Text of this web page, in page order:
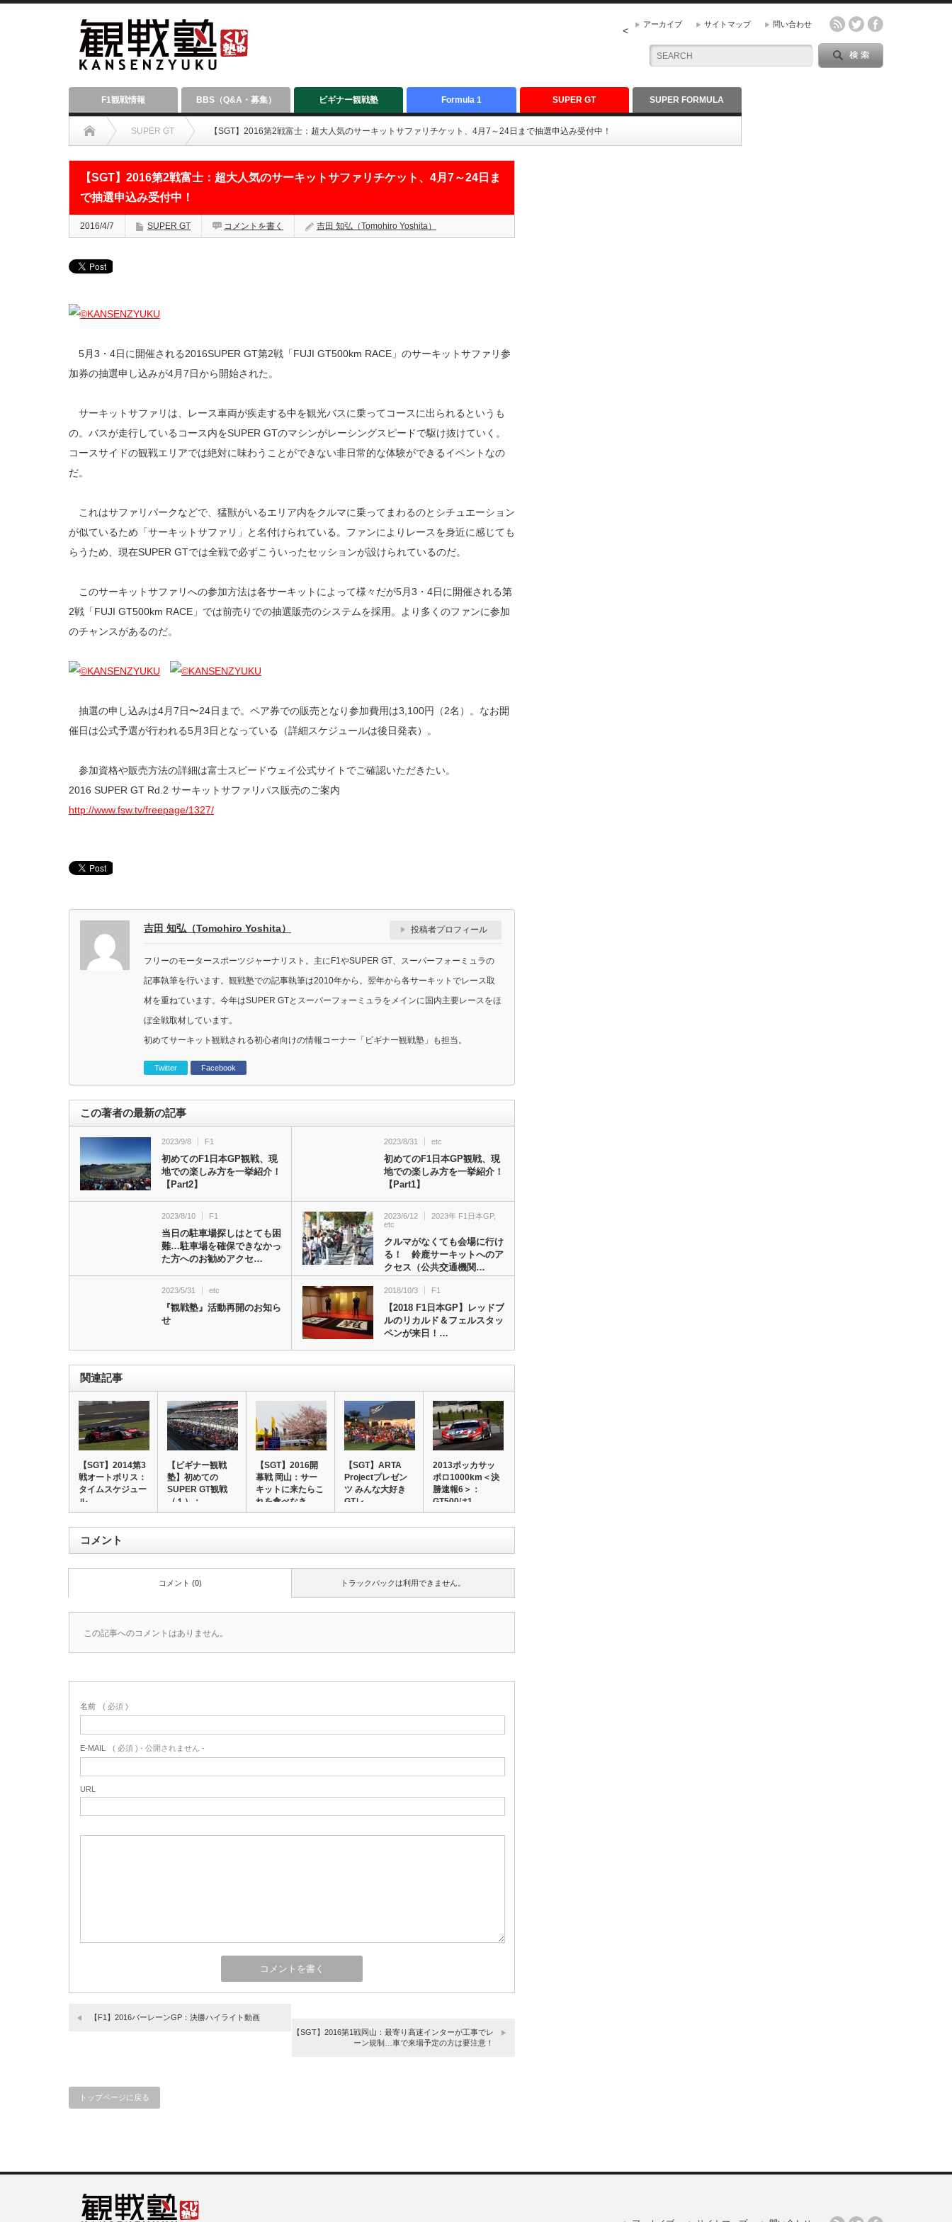
アーカイブ サイトマップ 問い合わせ
<
F1観戦情報 BBS（Q&A・募集） ビギナー観戦塾 Formula 1 SUPER GT SUPER FORMULA
SUPER GT 【SGT】2016第2戦富士：超大人気のサーキットサファリチケット、4月7～24日まで抽選申込み受付中！
【SGT】2016第2戦富士：超大人気のサーキットサファリチケット、4月7～24日ま
で抽選申込み受付中！
2016/4/7 SUPER GT コメントを書く 吉田 知弘（Tomohiro Yoshita）
5月3・4日に開催される2016SUPER GT第2戦「FUJI GT500km RACE」のサーキットサファリ参
加券の抽選申し込みが4月7日から開始された。
サーキットサファリは、レース車両が疾走する中を観光バスに乗ってコースに出られるというも
の。バスが走行しているコース内をSUPER GTのマシンがレーシングスピードで駆け抜けていく。
コースサイドの観戦エリアでは絶対に味わうことができない非日常的な体験ができるイベントなの
だ。
これはサファリパークなどで、猛獣がいるエリア内をクルマに乗ってまわるのとシチュエーション
が似ているため「サーキットサファリ」と名付けられている。ファンによりレースを身近に感じても
らうため、現在SUPER GTでは全戦で必ずこういったセッションが設けられているのだ。
このサーキットサファリへの参加方法は各サーキットによって様々だが5月3・4日に開催される第
2戦「FUJI GT500km RACE」では前売りでの抽選販売のシステムを採用。より多くのファンに参加
のチャンスがあるのだ。
抽選の申し込みは4月7日〜24日まで。ペア券での販売となり参加費用は3,100円（2名）。なお開
催日は公式予選が行われる5月3日となっている（詳細スケジュールは後日発表）。
参加資格や販売方法の詳細は富士スピードウェイ公式サイトでご確認いただきたい。
2016 SUPER GT Rd.2 サーキットサファリパス販売のご案内
http://www.fsw.tv/freepage/1327/
吉田 知弘（Tomohiro Yoshita） 投稿者プロフィール
フリーのモータースポーツジャーナリスト。主にF1やSUPER GT、スーパーフォーミュラの
記事執筆を行います。観戦塾での記事執筆は2010年から。翌年から各サーキットでレース取
材を重ねています。今年はSUPER GTとスーパーフォーミュラをメインに国内主要レースをほ
ぼ全戦取材しています。
初めてサーキット観戦される初心者向けの情報コーナー「ビギナー観戦塾」も担当。
Twitter Facebook
この著者の最新の記事
2023/9/8 F1
初めてのF1日本GP観戦、現
地での楽しみ方を一挙紹介！
【Part2】
2023/8/31 etc
初めてのF1日本GP観戦、現
地での楽しみ方を一挙紹介！
【Part1】
2023/8/10 F1
当日の駐車場探しはとても困
難…駐車場を確保できなかっ
た方へのお勧めアクセ…
2023/6/12 2023年 F1日本GP,
etc
クルマがなくても会場に行け
る！ 鈴鹿サーキットへのア
クセス（公共交通機関…
2023/5/31 etc
『観戦塾』活動再開のお知ら
せ
2018/10/3 F1
【2018 F1日本GP】レッドブ
ルのリカルド＆フェルスタッ
ペンが来日！…
関連記事
【SGT】2014第3
戦オートポリス：
タイムスケジュー
ル
【ビギナー観戦
塾】初めての
SUPER GT観戦
（１）：
SUPER…
【SGT】2016開
幕戦 岡山：サー
キットに来たらこ
れを食べなき…
【SGT】ARTA
Projectプレゼン
ツ みんな大好き
GTレ…
2013ポッカサッ
ポロ1000km＜決
勝速報6＞：
GT500は1…
コメント
トラックバックは利用できません。
コメント (0)
この記事へのコメントはありません。
名前 ( 必須 )
E-MAIL ( 必須 ) - 公開されません -
URL
【F1】2016バーレーンGP：決勝ハイライト動画
【SGT】2016第1戦岡山：最寄り高速インターが工事でレ
ーン規制…車で来場予定の方は要注意！
トップページに戻る